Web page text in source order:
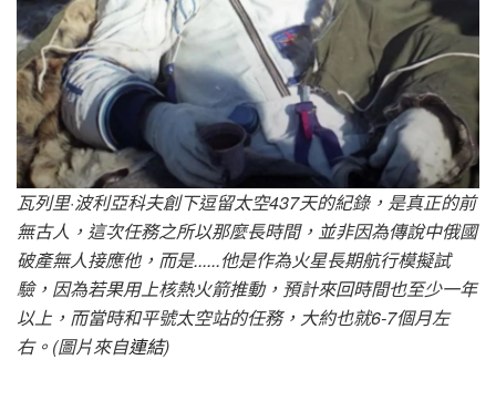
瓦列里·波利亞科夫創下逗留太空437天的紀錄，是真正的前
無古人，這次任務之所以那麼長時間，並非因為傳說中俄國
破產無人接應他，而是......他是作為火星長期航行模擬試
驗，因為若果用上核熱火箭推動，預計來回時間也至少一年
以上，而當時和平號太空站的任務，大約也就6-7個月左
右。(圖片來自連結)